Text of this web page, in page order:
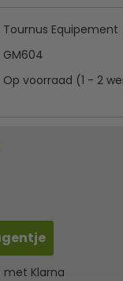
Tournus Equipement
GM604
Op voorraad (1 - 2
met Klarna